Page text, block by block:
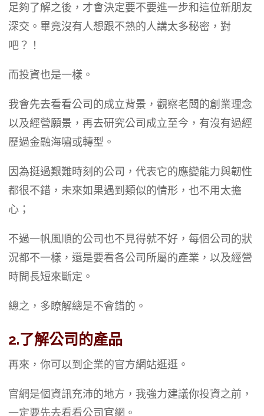
足夠了解之後，才會決定要不要進一步和這位新朋友
深交。畢竟沒有人想跟不熟的人講太多秘密，對
吧？！
而投資也是一樣。
我會先去看看公司的成立背景，觀察老闆的創業理念
以及經營願景，再去研究公司成立至今，有沒有過經
歷過金融海嘯或轉型。
因為挺過艱難時刻的公司，代表它的應變能力與韌性
都很不錯，未來如果遇到類似的情形，也不用太擔
心；
不過一帆風順的公司也不見得就不好，每個公司的狀
況都不一樣，還是要看各公司所屬的產業，以及經營
時間長短來斷定。
總之，多瞭解總是不會錯的。
2.了解公司的產品
再來，你可以到企業的官方網站逛逛。
官網是個資訊充沛的地方，我強力建議你投資之前，
一定要先去看看公司官網。